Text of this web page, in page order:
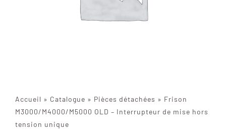
Accueil » Catalogue » Pièces détachées » Frison
M3000/M4000/M5000 OLD – Interrupteur de mise hors
tension unique